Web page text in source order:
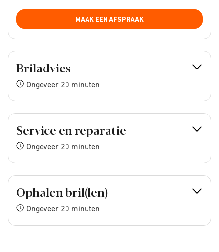
MAAK EEN AFSPRAAK
Briladvies
Ongeveer 20 minuten
Service en reparatie
Ongeveer 20 minuten
Ophalen bril(len)
Ongeveer 20 minuten